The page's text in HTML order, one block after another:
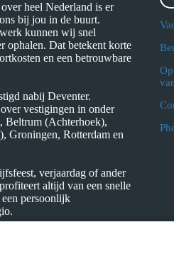
heel Nederland is er
bij jou in de buurt.
kunnen wij snel
ophalen. Dat betekent korte
en een betrouwbare
nabij Deventer.
vestigingen in onder
Beltrum (Achterhoek),
Groningen, Rotterdam en
verjaardag of ander
altijd van een snelle
persoonlijk